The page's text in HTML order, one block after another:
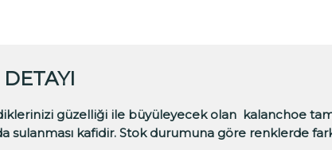
güzelliği ile büyüleyecek olan kalanchoe
sulanması kafidir. Stok durumuna göre renklerde